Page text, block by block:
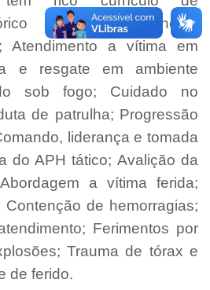
e prático, conheça:
Atendimento a vítima em
e resgate em ambiente
sob fogo; Cuidado no
de patrulha; Progressão
liderança e tomada
do APH tático; Avalição da
a vítima ferida;
de hemorragias;
Ferimentos por
Trauma de tórax e
de ferido.